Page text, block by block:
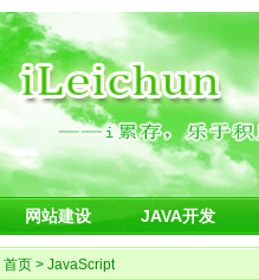
网站建设 JAVA开发
首页 > JavaScript